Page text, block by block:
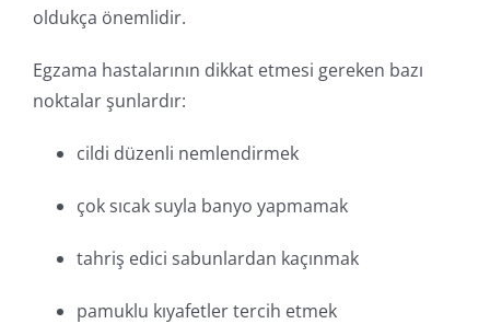
oldukça önemlidir.
Egzama hastalarının dikkat etmesi gereken bazı
noktalar şunlardır:
cildi düzenli nemlendirmek
çok sıcak suyla banyo yapmamak
tahriş edici sabunlardan kaçınmak
pamuklu kıyafetler tercih etmek